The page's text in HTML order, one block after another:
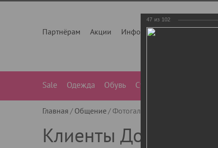
Партнёрам Акции Инфо О нас
Sale Одежда Обувь Сумки
Главная Общение Фотогалерея
Клиенты Дог Бутик
47 из 102